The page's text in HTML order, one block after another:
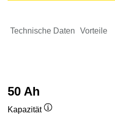
Technische Daten Vorteile
50 Ah
Kapazität